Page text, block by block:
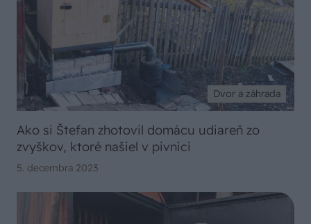
Dvor a záhrada
Ako si Štefan zhotovil domácu udiareň zo
zvyškov, ktoré našiel v pivnici
5. decembra 2023